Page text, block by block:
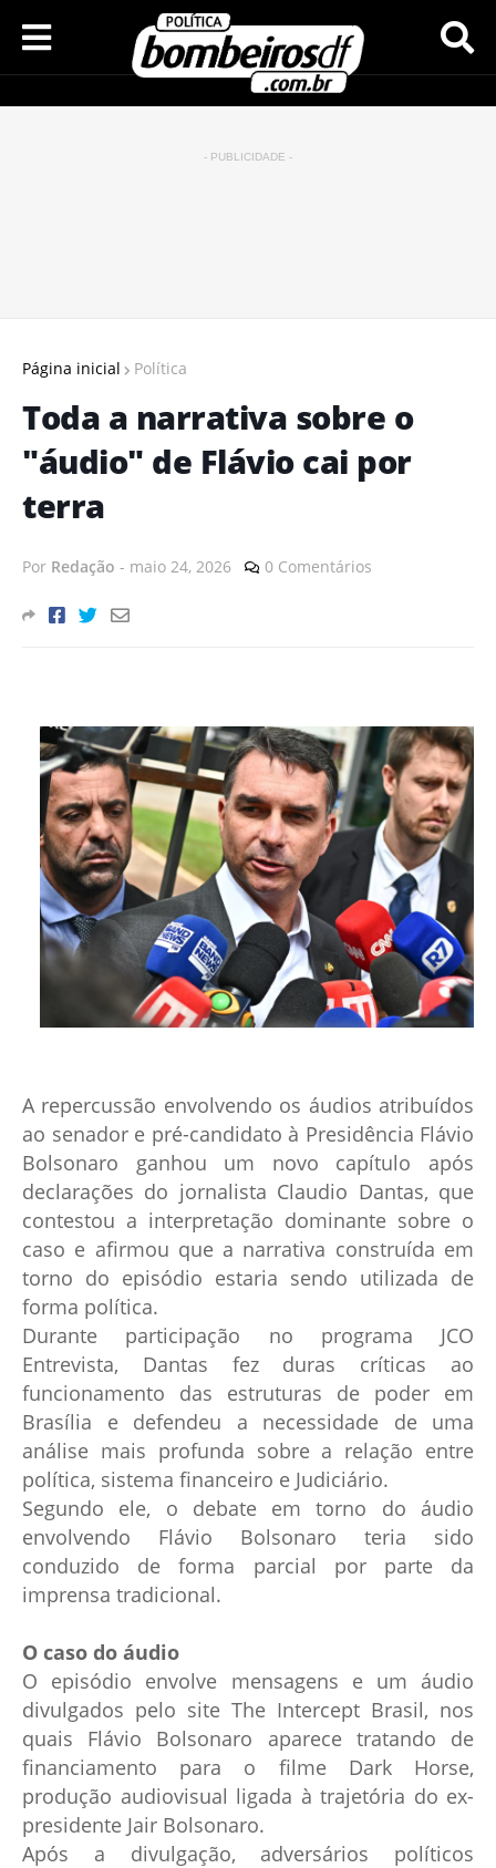
- PUBLICIDADE -
Página inicial Política
Toda a narrativa sobre o
"áudio" de Flávio cai por
terra
Por Redação - maio 24, 2026 0 Comentários
A repercussão envolvendo os áudios atribuídos
ao senador e pré-candidato à Presidência Flávio
Bolsonaro ganhou um novo capítulo após
declarações do jornalista Claudio Dantas, que
contestou a interpretação dominante sobre o
caso e afirmou que a narrativa construída em
torno do episódio estaria sendo utilizada de
forma política.
Durante participação no programa JCO
Entrevista, Dantas fez duras críticas ao
funcionamento das estruturas de poder em
Brasília e defendeu a necessidade de uma
análise mais profunda sobre a relação entre
política, sistema financeiro e Judiciário.
Segundo ele, o debate em torno do áudio
envolvendo Flávio Bolsonaro teria sido
conduzido de forma parcial por parte da
imprensa tradicional.
O caso do áudio
O episódio envolve mensagens e um áudio
divulgados pelo site The Intercept Brasil, nos
quais Flávio Bolsonaro aparece tratando de
financiamento para o filme Dark Horse,
produção audiovisual ligada à trajetória do ex-
presidente Jair Bolsonaro.
Após a divulgação, adversários políticos